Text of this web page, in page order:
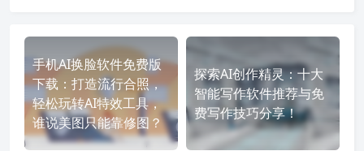
手机AI换脸软件免费版
下载：打造流行合照，
轻松玩转AI特效工具，
谁说美图只能靠修图？
探索AI创作精灵：十大
智能写作软件推荐与免
费写作技巧分享！